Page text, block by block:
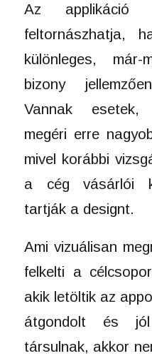
Az applikáció
feltornászhatja,
különleges,
bizony
Vannak esetek,
megéri erre
mivel korábbi
a cég vásárlói
tartják a designt.
Ami vizuálisan
felkelti a
akik letöltik az
átgondolt és
társulnak, akkor